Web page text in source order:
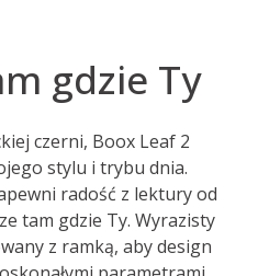
gdzie Ty
czerni, Boox Leaf 2
stylu i trybu dnia.
radość z lektury od
tam gdzie Ty. Wyrazisty
z ramką, aby design